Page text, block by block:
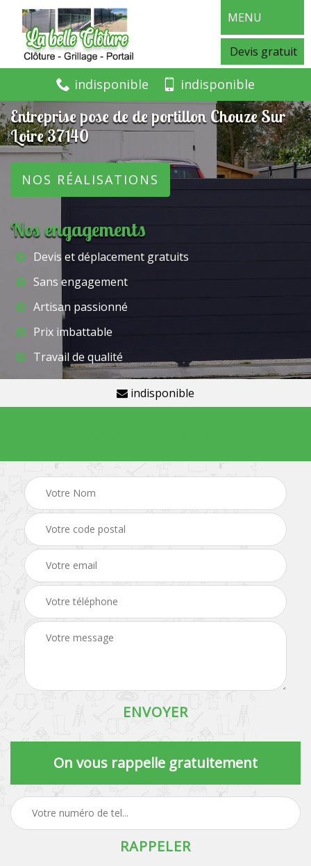
MENU
Devis gratuit
indisponible indisponible
Entreprise pose de de portillon Chouze Sur
Loire 37140
NOS RÉALISATIONS
Nos engagements
Devis et déplacement gratuits
Sans engagement
Artisan passionné
Prix imbattable
Travail de qualité
indisponible
On vous rappelle gratuitement